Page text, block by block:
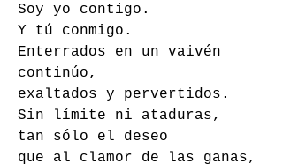
Soy yo contigo.
Y tú conmigo.
Enterrados en un vaivén
continúo,
exaltados y pervertidos.
Sin límite ni ataduras,
tan sólo el deseo
que al clamor de las ganas,